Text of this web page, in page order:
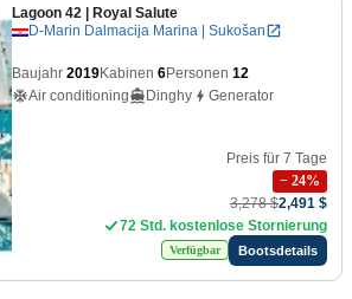
Lagoon 42 | Royal Salute
D-Marin Dalmacija Marina | Sukošan
Baujahr 2019Kabinen 6Personen 12
Air conditioning
Dinghy Generator
Preis für 7 Tage
− 24%
3,278 $2,491 $
72 Std. kostenlose Stornierung
Verfügbar Bootsdetails